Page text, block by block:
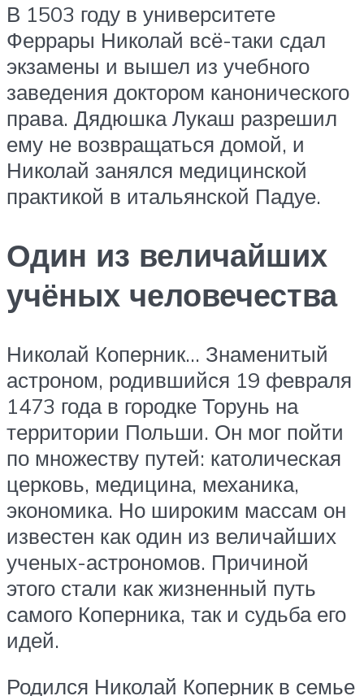
В 1503 году в университете
Феррары Николай всё-таки сдал
экзамены и вышел из учебного
заведения доктором канонического
права. Дядюшка Лукаш разрешил
ему не возвращаться домой, и
Николай занялся медицинской
практикой в итальянской Падуе.
Один из величайших
учёных человечества
Николай Коперник… Знаменитый
астроном, родившийся 19 февраля
1473 года в городке Торунь на
территории Польши. Он мог пойти
по множеству путей: католическая
церковь, медицина, механика,
экономика. Но широким массам он
известен как один из величайших
ученых-астрономов. Причиной
этого стали как жизненный путь
самого Коперника, так и судьба его
идей.
Родился Николай Коперник в семье